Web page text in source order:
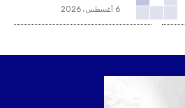
6 أغسطس، 2026